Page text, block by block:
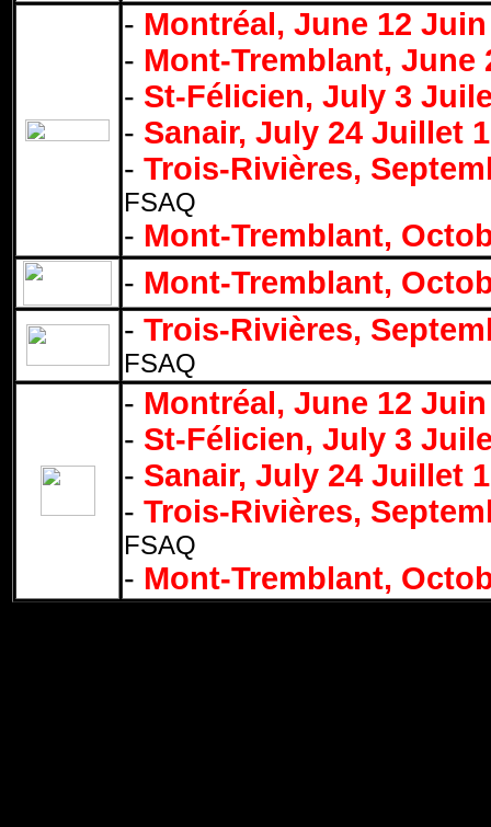
- Montréal, June 12 Juin
- Mont-Tremblant, June
- St-Félicien, July 3
- Sanair, July 24 Juillet
- Trois-Rivières,
FSAQ
- Mont-Tremblant,
- Mont-Tremblant,
- Trois-Rivières,
FSAQ
- Montréal, June 12 Juin
- St-Félicien, July 3
- Sanair, July 24 Juillet
- Trois-Rivières,
FSAQ
- Mont-Tremblant,